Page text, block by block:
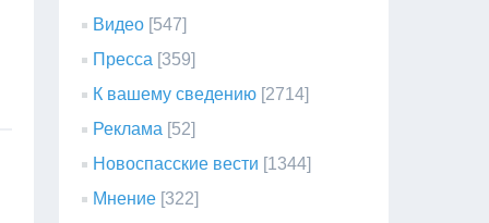
Видео [547]
Пресса [359]
К вашему сведению [2714]
Реклама [52]
Новоспасские вести [1344]
Мнение [322]